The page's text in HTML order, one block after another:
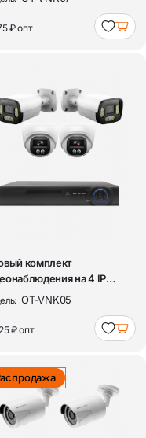
₽опт
комплект
на 4 IP
3MP Орбита O...
OT-VNK05
₽опт